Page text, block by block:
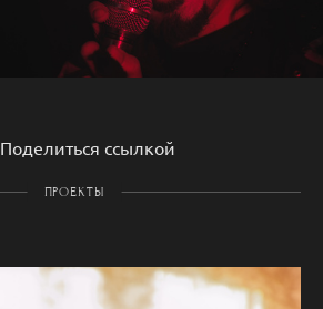
Поделиться ссылкой
ПРОЕКТЫ